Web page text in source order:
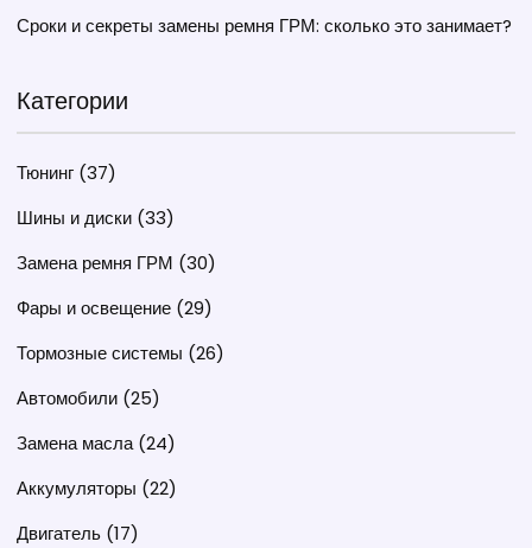
Сроки и секреты замены ремня ГРМ: сколько это занимает?
Категории
Тюнинг (37)
Шины и диски (33)
Замена ремня ГРМ (30)
Фары и освещение (29)
Тормозные системы (26)
Автомобили (25)
Замена масла(24)
Аккумуляторы (22)
Двигатель (17)